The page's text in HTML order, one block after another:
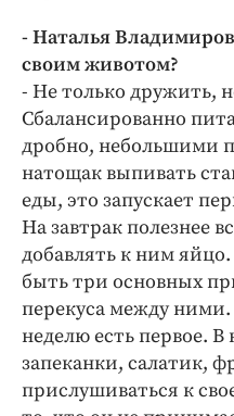
- Наталья
своим животом?
- Не только дружить,
Сбалансированно
дробно, небольшими
натощак выпивать
еды, это запускает
На завтрак полезнее
добавлять к ним
быть три основных
перекуса между
неделю есть первое. В
запеканки, салатик,
прислушиваться к